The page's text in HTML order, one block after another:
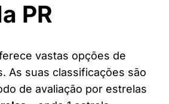
PR
vastas opções de
As suas classificações são
de avaliação por estrelas